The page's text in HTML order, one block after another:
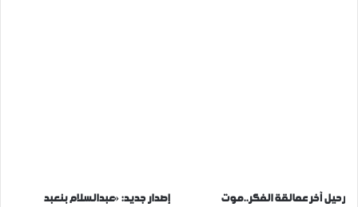
رحيل آخر عمالقة الفكر..موت
إصدار جديد: «عبدالسلام بنعبد